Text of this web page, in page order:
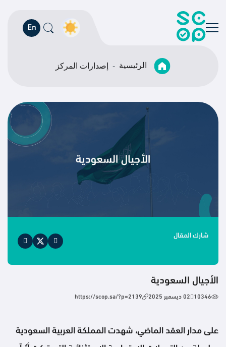
En
الرئيسية إصدارات المركز
شارك المقال
الأجيال السعودية
10346 02 ديسمبر 2025 https://scop.sa/?p=2139
على مدار العقد الماضي، شهدت المملكة العربية السعودية